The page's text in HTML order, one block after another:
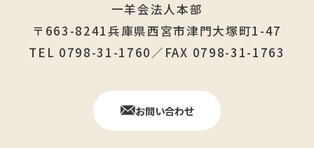
一羊会法人本部
〒663-8241兵庫県西宮市津門大塚町1-47
TEL 0798-31-1760／FAX 0798-31-1763
お問い合わせ